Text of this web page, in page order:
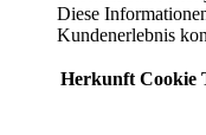
Diese
Kundenerlebnis
Herkunft Cookie